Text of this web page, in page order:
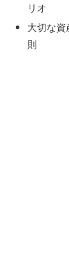
リオ
大切な
則